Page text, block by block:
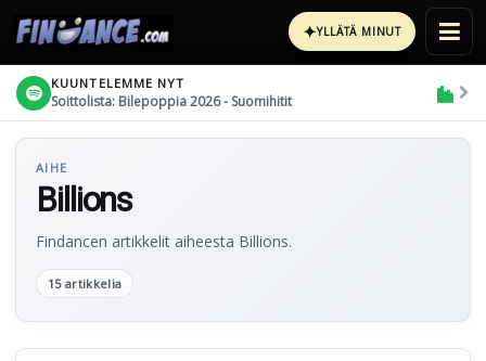
✦YLLÄTÄ MINUT
KUUNTELEMME NYT
Soittolista: Bilepoppia 2026 - Suomihitit
AIHE
Billions
Findancen artikkelit aiheesta Billions.
15 artikkelia